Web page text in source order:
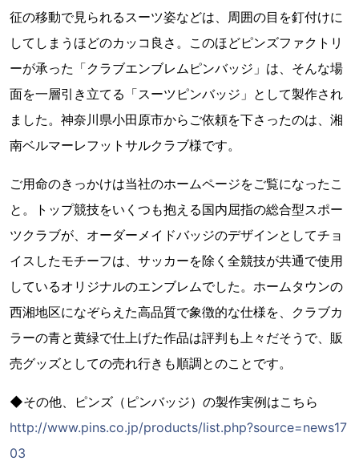
征の移動で見られるスーツ姿などは、周囲の目を釘付けに
してしまうほどのカッコ良さ。このほどピンズファクトリ
ーが承った「クラブエンブレムピンバッジ」は、そんな場
面を一層引き立てる「スーツピンバッジ」として製作され
ました。神奈川県小田原市からご依頼を下さったのは、湘
南ベルマーレフットサルクラブ様です。
ご用命のきっかけは当社のホームページをご覧になったこ
と。トップ競技をいくつも抱える国内屈指の総合型スポー
ツクラブが、オーダーメイドバッジのデザインとしてチョ
イスしたモチーフは、サッカーを除く全競技が共通で使用
しているオリジナルのエンブレムでした。ホームタウンの
西湘地区になぞらえた高品質で象徴的な仕様を、クラブカ
ラーの青と黄緑で仕上げた作品は評判も上々だそうで、販
売グッズとしての売れ行きも順調とのことです。
◆その他、ピンズ（ピンバッジ）の製作実例はこちら
http://www.pins.co.jp/products/list.php?source=news17
03